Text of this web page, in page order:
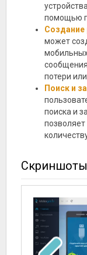
помощью
Создание
может
мобильных
потери
Поиск и
поиска и
Скриншоты